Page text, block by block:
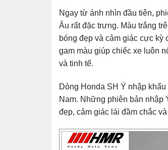
Ngay từ ánh nhìn đầu tiên,
Âu rất đặc trưng. Màu trắng
bóng đẹp và cảm giác cực
gam màu giúp chiếc xe luôn
và tinh tế.
Dòng Honda SH Ý nhập
Nam. Những phiên bản
đẹp, cảm giác lái đầm chắc